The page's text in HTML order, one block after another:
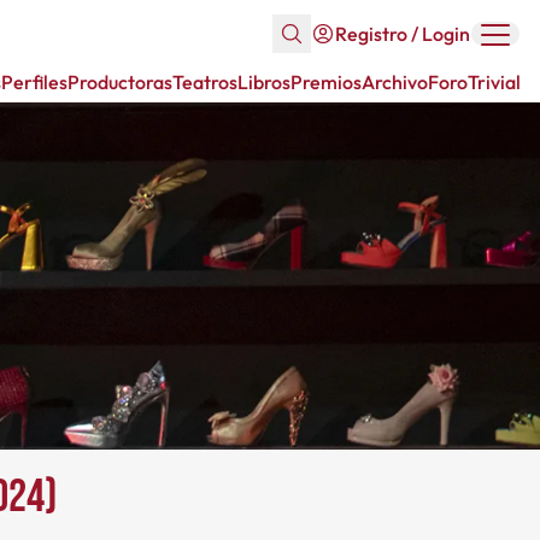
Registro / Login
PerfilesProductorasTeatrosLibrosPremiosArchivoForoTrivial